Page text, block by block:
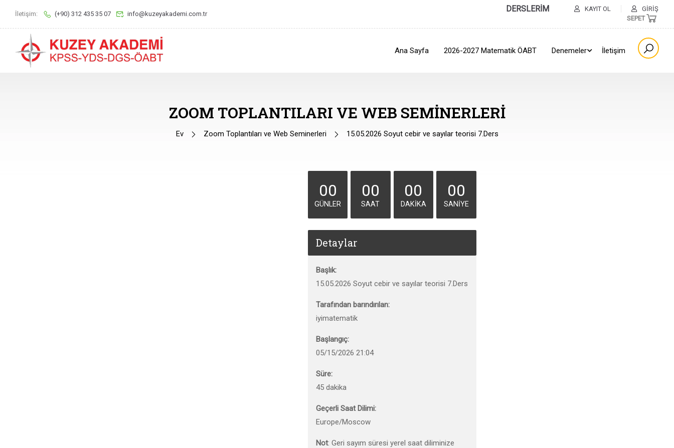
İletişim: (+90) 312 435 35 07 info@kuzeyakademi.com.tr
DERSLERİM KAYIT OL
GIRIŞ
SEPET
Ana Sayfa 2026-2027 Matematik ÖABT Denemeler İletişim
ZOOM TOPLANTILARI VE WEB SEMINERLERI
Ev Zoom Toplantıları ve Web Seminerleri 15.05.2026 Soyut cebir ve sayılar teorisi 7.Ders
00
GÜNLER
00
SAAT
00
DAKIKA
00
SANIYE
Detaylar
Başlık:
15.05.2026 Soyut cebir ve sayılar teorisi 7.Ders
Tarafından barındırılan:
iyimatematik
Başlangıç:
05/15/2026 21:04
Süre:
45 dakika
Geçerli Saat Dilimi:
Europe/Moscow
Not: Geri sayım süresi yerel saat diliminize